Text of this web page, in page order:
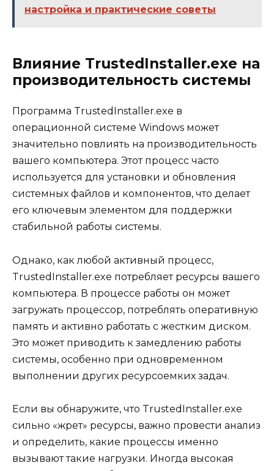
настройка и практические советы
Влияние TrustedInstaller.exe на
производительность системы
Программа TrustedInstaller.exe в
операционной системе Windows может
значительно повлиять на производительность
вашего компьютера. Этот процесс часто
используется для установки и обновления
системных файлов и компонентов, что делает
его ключевым элементом для поддержки
стабильной работы системы.
Однако, как любой активный процесс,
TrustedInstaller.exe потребляет ресурсы вашего
компьютера. В процессе работы он может
загружать процессор, потреблять оперативную
память и активно работать с жестким диском.
Это может приводить к замедлению работы
системы, особенно при одновременном
выполнении других ресурсоемких задач.
Если вы обнаружите, что TrustedInstaller.exe
сильно «жрет» ресурсы, важно провести анализ
и определить, какие процессы именно
вызывают такие нагрузки. Иногда высокая